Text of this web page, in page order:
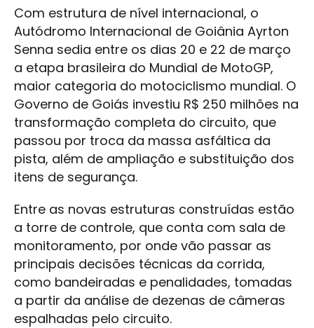
Com estrutura de nível internacional, o
Autódromo Internacional de Goiânia Ayrton
Senna sedia entre os dias 20 e 22 de março
a etapa brasileira do Mundial de MotoGP,
maior categoria do motociclismo mundial. O
Governo de Goiás investiu R$ 250 milhões na
transformação completa do circuito, que
passou por troca da massa asfáltica da
pista, além de ampliação e substituição dos
itens de segurança.
Entre as novas estruturas construídas estão
a torre de controle, que conta com sala de
monitoramento, por onde vão passar as
principais decisões técnicas da corrida,
como bandeiradas e penalidades, tomadas
a partir da análise de dezenas de câmeras
espalhadas pelo circuito.